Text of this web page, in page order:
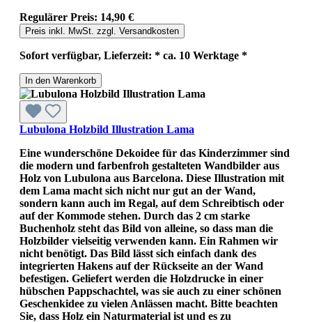
Regulärer Preis: 14,90 €
Preis inkl. MwSt. zzgl. Versandkosten
Sofort verfügbar, Lieferzeit: * ca. 10 Werktage *
In den Warenkorb
Lubulona Holzbild Illustration Lama
Eine wunderschöne Dekoidee für das Kinderzimmer sind
die modern und farbenfroh gestalteten Wandbilder aus
Holz von Lubulona aus Barcelona. Diese Illustration mit
dem Lama macht sich nicht nur gut an der Wand,
sondern kann auch im Regal, auf dem Schreibtisch oder
auf der Kommode stehen. Durch das 2 cm starke
Buchenholz steht das Bild von alleine, so dass man die
Holzbilder vielseitig verwenden kann. Ein Rahmen wir
nicht benötigt. Das Bild lässt sich einfach dank des
integrierten Hakens auf der Rückseite an der Wand
befestigen. Geliefert werden die Holzdrucke in einer
hübschen Pappschachtel, was sie auch zu einer schönen
Geschenkidee zu vielen Anlässen macht. Bitte beachten
Sie, dass Holz ein Naturmaterial ist und es zu